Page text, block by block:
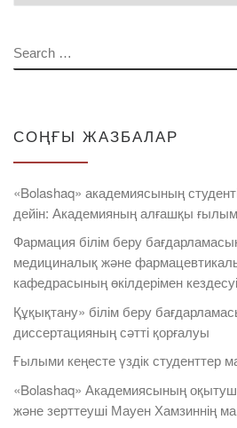
SEARCH
СОҢҒЫ ЖАЗБАЛАР
«Bolashaq» академиясының
дейін: Академияның алғашқы ғылыми
Фармация білім беру
медициналық және
кафедрасының өкілдерімен кездесуі
Құқықтану» білім беру
диссертацияның сәтті қорғалуы
Ғылыми кеңесте үздік студенттер
«Bolashaq» Академиясының
және зерттеуші Мауен Хамзиннің